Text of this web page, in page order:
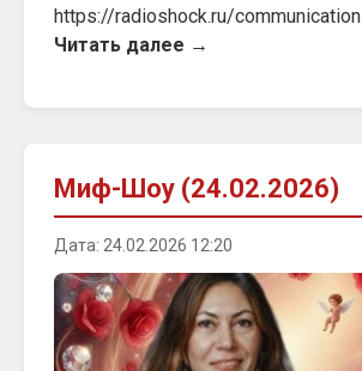
https://radioshock.ru/communication
Читать далее →
Миф-Шоу (24.02.2026)
Дата: 24.02.2026 12:20